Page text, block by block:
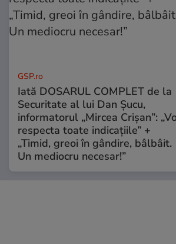
GSP.ro
Iată DOSARUL COMPLET de la
Securitate al lui Dan Șucu,
informatorul „Mircea Crișan”:
respecta toate indicațiile” +
„Timid, greoi în gândire, bâlbâit.
Un mediocru necesar!”